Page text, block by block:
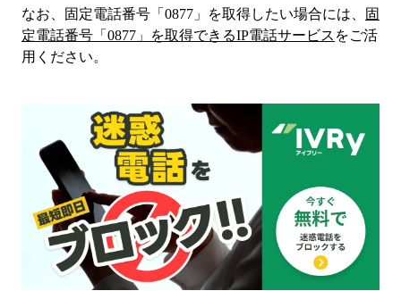
なお、固定電話番号「 0877 」を取得したい場合には、
固
定電話番号「 0877 」を取得できるIP電話サービス をご活
用ください。